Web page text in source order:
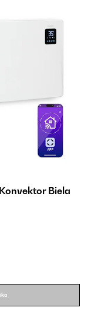
Biela